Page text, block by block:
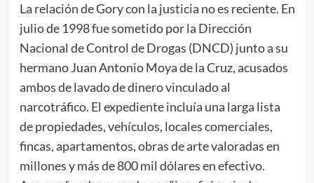
La relación de Gory con la justicia no es reciente. En
julio de 1998 fue sometido por la Dirección
Nacional de Control de Drogas (DNCD) junto a su
hermano Juan Antonio Moya de la Cruz, acusados
ambos de lavado de dinero vinculado al
narcotráfico. El expediente incluía una larga lista
de propiedades, vehículos, locales comerciales,
fincas, apartamentos, obras de arte valoradas en
millones y más de 800 mil dólares en efectivo.